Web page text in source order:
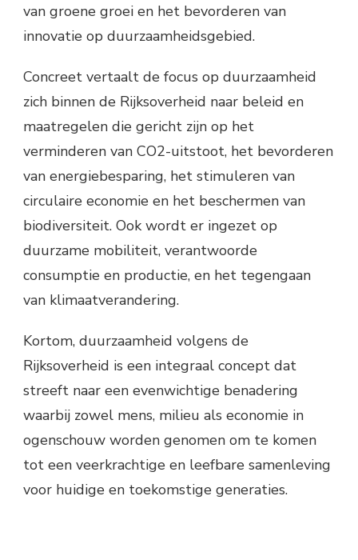
van groene groei en het bevorderen van
innovatie op duurzaamheidsgebied.
Concreet vertaalt de focus op duurzaamheid
zich binnen de Rijksoverheid naar beleid en
maatregelen die gericht zijn op het
verminderen van CO2-uitstoot, het bevorderen
van energiebesparing, het stimuleren van
circulaire economie en het beschermen van
biodiversiteit. Ook wordt er ingezet op
duurzame mobiliteit, verantwoorde
consumptie en productie, en het tegengaan
van klimaatverandering.
Kortom, duurzaamheid volgens de
Rijksoverheid is een integraal concept dat
streeft naar een evenwichtige benadering
waarbij zowel mens, milieu als economie in
ogenschouw worden genomen om te komen
tot een veerkrachtige en leefbare samenleving
voor huidige en toekomstige generaties.